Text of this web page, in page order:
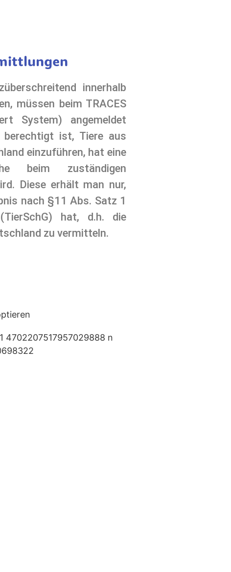
innerhalb
müssen beim TRACES
System) angemeldet
berechtigt ist, Tiere aus
einzuführen, hat eine
beim zuständigen
Diese erhält man nur,
nach §11 Abs. Satz 1
hat, d.h. die
zu vermitteln.